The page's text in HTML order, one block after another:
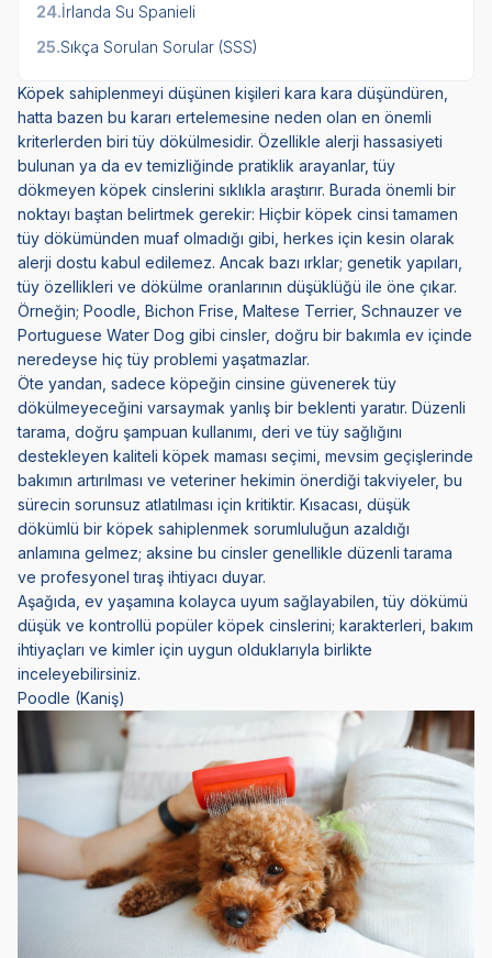
24.İrlanda Su Spanieli
25.Sıkça Sorulan Sorular (SSS)
Köpek sahiplenmeyi düşünen kişileri kara kara düşündüren,
hatta bazen bu kararı ertelemesine neden olan en önemli
kriterlerden biri tüy dökülmesidir. Özellikle alerji hassasiyeti
bulunan ya da ev temizliğinde pratiklik arayanlar, tüy
dökmeyen köpek cinslerini sıklıkla araştırır. Burada önemli bir
noktayı baştan belirtmek gerekir: Hiçbir köpek cinsi tamamen
tüy dökümünden muaf olmadığı gibi, herkes için kesin olarak
alerji dostu kabul edilemez. Ancak bazı ırklar; genetik yapıları,
tüy özellikleri ve dökülme oranlarının düşüklüğü ile öne çıkar.
Örneğin; Poodle, Bichon Frise, Maltese Terrier, Schnauzer ve
Portuguese Water Dog gibi cinsler, doğru bir bakımla ev içinde
neredeyse hiç tüy problemi yaşatmazlar.
Öte yandan, sadece köpeğin cinsine güvenerek tüy
dökülmeyeceğini varsaymak yanlış bir beklenti yaratır. Düzenli
tarama, doğru şampuan kullanımı, deri ve tüy sağlığını
destekleyen kaliteli köpek maması seçimi, mevsim geçişlerinde
bakımın artırılması ve veteriner hekimin önerdiği takviyeler, bu
sürecin sorunsuz atlatılması için kritiktir. Kısacası, düşük
dökümlü bir köpek sahiplenmek sorumluluğun azaldığı
anlamına gelmez; aksine bu cinsler genellikle düzenli tarama
ve profesyonel tıraş ihtiyacı duyar.
Aşağıda, ev yaşamına kolayca uyum sağlayabilen, tüy dökümü
düşük ve kontrollü popüler köpek cinslerini; karakterleri, bakım
ihtiyaçları ve kimler için uygun olduklarıyla birlikte
inceleyebilirsiniz.
Poodle (Kaniş)